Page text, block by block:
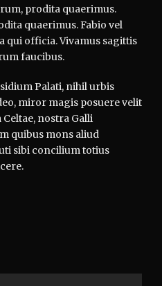
prodita quaerimus.
quaerimus. Fabio vel
qui officia. Vivamus sagittis
faucibus.
Palati, nihil urbis
miror magis posuere velit
nostra Galli
quibus mons aliud
sibi concilium totius